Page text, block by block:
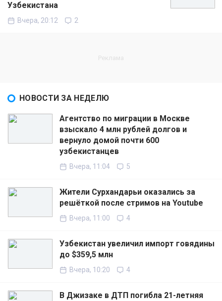
Узбекистана
Вчера, 20:12 2
НОВОСТИ ЗА НЕДЕЛЮ
Агентство по миграции в Москве
взыскало 4 млн рублей долгов и
вернуло домой почти 600
узбекистанцев
Вчера, 11:04 5
Жители Сурхандарьи оказались за
решёткой после стримов на Youtube
Вчера, 11:00 4
Узбекистан увеличил импорт говядины
до $359,5 млн
Вчера, 10:20 4
В Джизаке в ДТП погибла 21-летняя